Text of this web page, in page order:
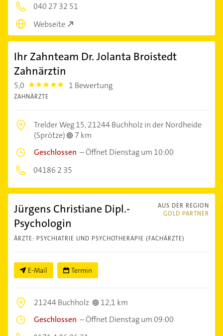
040 27 32 51
Webseite
Ihr Zahnteam Dr. Jolanta Broistedt
Zahnärztin
5,0 5.0 1 Bewertung
ZAHNÄRZTE
Trelder Weg 15,21244 Buchholz in der Nordheide
(Sprötze)
7 km
Geschlossen –Öffnet Dienstag um 10:00
04186 2 35
AUS DER REGION
GOLD PARTNER
Jürgens Christiane Dipl.-
Psychologin
ÄRZTE: PSYCHIATRIE UND PSYCHOTHERAPIE (FACHÄRZTE)
E-Mail Termin
21244 Buchholz
12,1 km
Geschlossen –Öffnet Dienstag um 09:00